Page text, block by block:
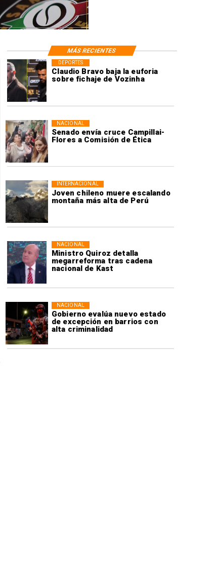
Claudio Bravo baja la euforia
sobre fichaje de Vozinha
DEPORTES
Senado envía cruce Campillai-
Flores a Comisión de Ética
NACIONAL
Joven chileno muere escalando
montaña más alta de Perú
INTERNACIONAL
Ministro Quiroz detalla
megarreforma tras cadena
nacional de Kast
NACIONAL
Gobierno evalúa nuevo estado
de excepción en barrios con
alta criminalidad
NACIONAL
MÁS RECIENTES